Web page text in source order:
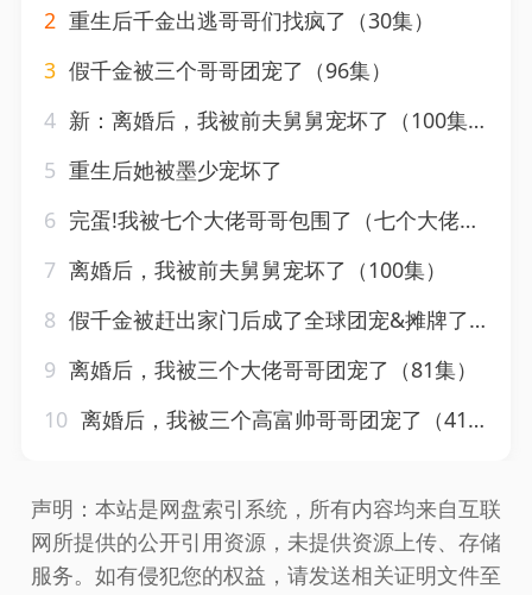
2 重生后千金出逃哥哥们找疯了（30集）
3 假千金被三个哥哥团宠了（96集）
4 新：离婚后，我被前夫舅舅宠坏了（100集）
5 重生后她被墨少宠坏了
6 完蛋!我被七个大佬哥哥包围了（七个大佬哥哥独宠落魄小妹）（96集）
7 离婚后，我被前夫舅舅宠坏了（100集）
8 假千金被赶出家门后成了全球团宠&摊牌了，我的两个哥哥是顶级大佬（75集）
9 离婚后，我被三个大佬哥哥团宠了（81集）
10 离婚后，我被三个高富帅哥哥团宠了（41集）
声明：本站是网盘索引系统，所有内容均来自互联
网所提供的公开引用资源，未提供资源上传、存储
服务。如有侵犯您的权益，请发送相关证明文件至